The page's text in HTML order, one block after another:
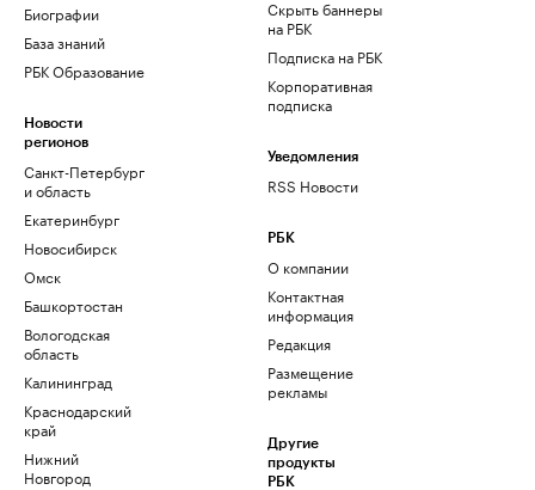
Биографии
База знаний
РБК Образование
Новости
регионов
Санкт-Петербург
и область
Екатеринбург
Новосибирск
Омск
Башкортостан
Вологодская
область
Калининград
Краснодарский
край
Нижний
Новгород
Скрыть баннеры
на РБК
Подписка на РБК
Корпоративная
подписка
Уведомления
RSS Новости
РБК
О компании
Контактная
информация
Редакция
Размещение
рекламы
Другие
продукты
РБК